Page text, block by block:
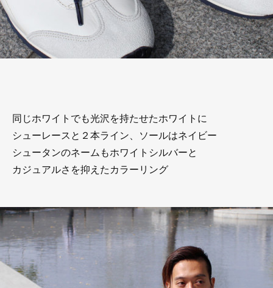
同じホワイトでも光沢を持たせたホワイトに
シューレースと２本ライン、ソールはネイビー
シュータンのネームもホワイトシルバーと
カジュアルさを抑えたカラーリング